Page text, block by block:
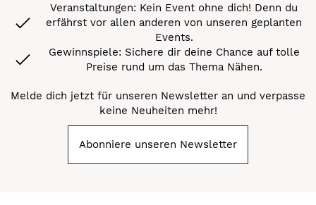
Veranstaltungen: Kein Event ohne dich! Denn du
erfährst vor allen anderen von unseren geplanten
Events.
Gewinnspiele: Sichere dir deine Chance auf tolle
Preise rund um das Thema Nähen.
Melde dich jetzt für unseren Newsletter an und verpasse
keine Neuheiten mehr!
Abonniere unseren Newsletter